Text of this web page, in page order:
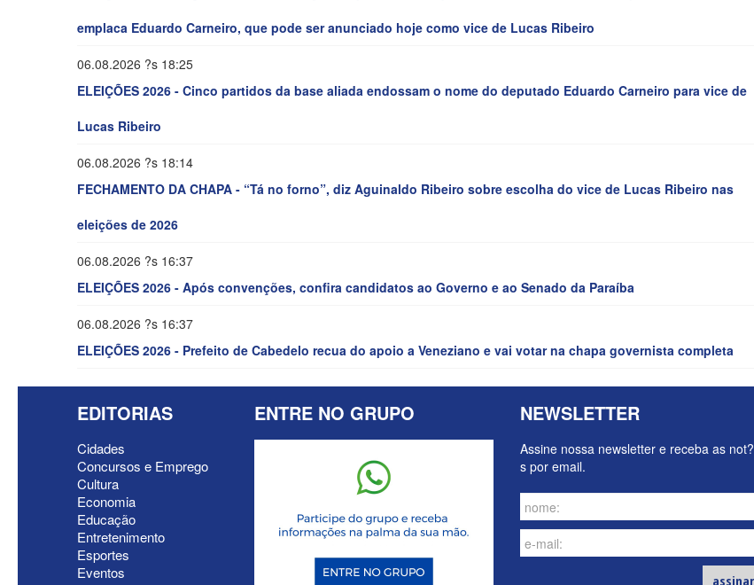
emplaca Eduardo Carneiro, que pode ser anunciado hoje como vice de Lucas Ribeiro
06.08.2026 ?s 18:25
ELEIÇÕES 2026 - Cinco partidos da base aliada endossam o nome do deputado Eduardo Carneiro para vice de
Lucas Ribeiro
06.08.2026 ?s 18:14
FECHAMENTO DA CHAPA - “Tá no forno”, diz Aguinaldo Ribeiro sobre escolha do vice de Lucas Ribeiro nas
eleições de 2026
06.08.2026 ?s 16:37
ELEIÇÕES 2026 - Após convenções, confira candidatos ao Governo e ao Senado da Paraíba
06.08.2026 ?s 16:37
ELEIÇÕES 2026 - Prefeito de Cabedelo recua do apoio a Veneziano e vai votar na chapa governista completa
EDITORIAS
Cidades
Concursos e Emprego
Cultura
Economia
Educação
Entretenimento
Esportes
Eventos
ENTRE NO GRUPO NEWSLETTER
Assine nossa newsletter e receba as not?
s por email.